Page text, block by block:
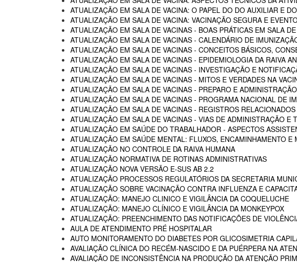
ATUALIZAÇÃO EM SALA DE VACINA: O PAPEL DO DO AUXILIAR E
ATUALIZAÇÃO EM SALA DE VACINA: VACINAÇÃO SEGURA E
ATUALIZAÇÃO EM SALA DE VACINAS - BOAS PRÁTICAS EM SALA
ATUALIZAÇÃO EM SALA DE VACINAS - CALENDÁRIO DE
ATUALIZAÇÃO EM SALA DE VACINAS - CONCEITOS BÁSICOS,
ATUALIZAÇÃO EM SALA DE VACINAS - EPIDEMIOLOGIA DA RAIVA
ATUALIZAÇÃO EM SALA DE VACINAS - INVESTIGAÇÃO E
ATUALIZAÇÃO EM SALA DE VACINAS - MITOS E VERDADES NA
ATUALIZAÇÃO EM SALA DE VACINAS - PREPARO E
ATUALIZAÇÃO EM SALA DE VACINAS - PROGRAMA NACIONAL DE
ATUALIZAÇÃO EM SALA DE VACINAS - REGISTROS
ATUALIZAÇÃO EM SALA DE VACINAS - VIAS DE ADMINISTRAÇÃO E
ATUALIZAÇÃO EM SAÚDE DO TRABALHADOR - ASPECTOS
ATUALIZAÇÃO EM SAÚDE MENTAL: FLUXOS, ENCAMINHAMENTO E
ATUALIZAÇÃO NO CONTROLE DA RAIVA HUMANA
ATUALIZAÇÃO NORMATIVA DE ROTINAS ADMINISTRATIVAS
ATUALIZAÇÃO NOVA VERSÃO E-SUS AB 2.2
ATUALIZAÇÃO PROCESSOS REGULATÓRIOS DA SECRETARIA
ATUALIZAÇÃO SOBRE VACINAÇÃO CONTRA INFLUENZA E
ATUALIZAÇÃO: MANEJO CLINICO E VIGILÂNCIA DA COQUELUCHE
ATUALIZAÇÃO: MANEJO CLÍNICO E VIGILÂNCIA DA MONKEYPOX
ATUALIZAÇÃO: PREENCHIMENTO DAS NOTIFICAÇÕES DE
AULA DE ATENDIMENTO PRÉ HOSPITALAR
AUTO MONITORAMENTO DO DIABETES POR GLICOSIMETRIA
AVALIAÇÃO CLÍNICA DO RECÉM-NASCIDO E DA PUÉRPERA NA
AVALIAÇÃO DE INCONSISTÊNCIA NA PRODUÇÃO DA ATENÇÃO